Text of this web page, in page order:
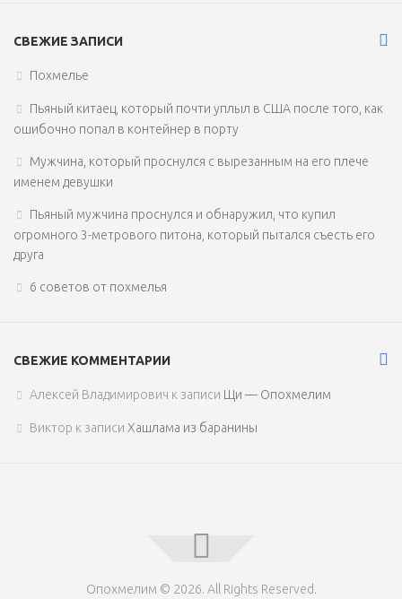
СВЕЖИЕ ЗАПИСИ
Похмелье
Пьяный китаец, который почти уплыл в США после того, как
ошибочно попал в контейнер в порту
Мужчина, который проснулся с вырезанным на его плече
именем девушки
Пьяный мужчина проснулся и обнаружил, что купил
огромного 3-метрового питона, который пытался съесть его
друга
6 советов от похмелья
СВЕЖИЕ КОММЕНТАРИИ
Алексей Владимирович к записи Щи — Опохмелим
Виктор к записи Хашлама из баранины
Опохмелим © 2026. All Rights Reserved.